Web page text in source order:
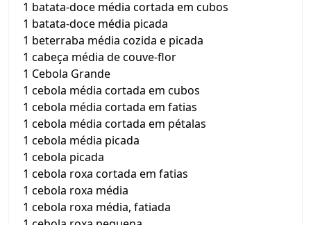
1 batata-doce média cortada em cubos
1 batata-doce média picada
1 beterraba média cozida e picada
1 cabeça média de couve-flor
1 Cebola Grande
1 cebola média cortada em cubos
1 cebola média cortada em fatias
1 cebola média cortada em pétalas
1 cebola média picada
1 cebola picada
1 cebola roxa cortada em fatias
1 cebola roxa média
1 cebola roxa média, fatiada